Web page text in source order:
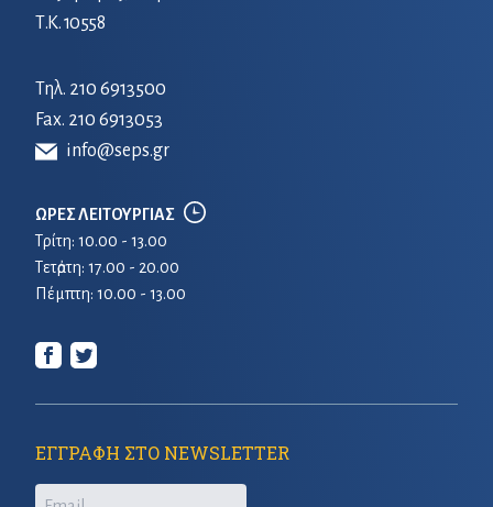
Τ.Κ. 10558
Τηλ. 210 6913500
Fax. 210 6913053
info@seps.gr
ΩΡΕΣ ΛΕΙΤΟΥΡΓΙΑΣ
Τρίτη: 10.00 - 13.00
Τετἀρτη: 17.00 - 20.00
Πέμπτη: 10.00 - 13.00
ΕΓΓΡΑΦΗ ΣΤΟ NEWSLETTER
Email